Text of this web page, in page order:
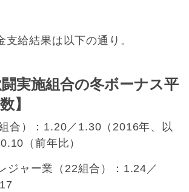
支給結果は以下の通り。
闘実施組合の冬ボーナス平
】
合）：1.20／1.30（2016年、以
（前年比）
ジャー業（22組合）：1.24／